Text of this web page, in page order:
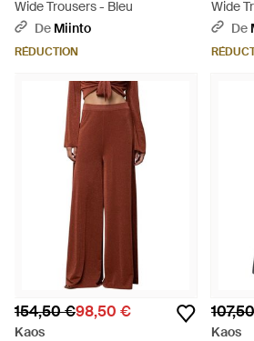
Wide Trousers - Bleu
De Miinto
RÉDUCTION
Wide
De
154,50 €98,50 €
Kaos
Kaos